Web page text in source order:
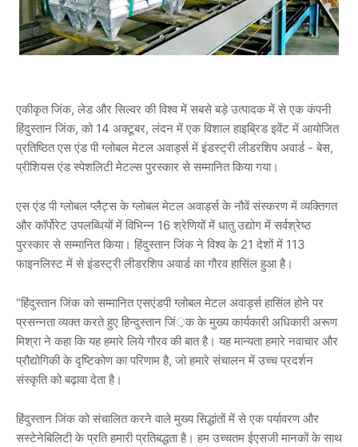
एकीकृत जिंक, लेड और सिल्वर की विश्व में सबसे बड़े उत्पादक में से एक कंपनी
हिंदुस्तान जिंक, को 14 अक्टूबर, लंदन में एक विशाल हाइब्रिड इवेंट में आयोजित
प्रतिष्ठित एस एंड पी ग्लोबल मेटल अवार्ड्स में इंडस्ट्री लीडरशिप अवार्ड - बेस,
प्रीशियस एंड स्पेशलिटी मेटल्स पुरस्कार से सम्मानित किया गया।
एस एंड पी ग्लोबल प्लैट्स के ग्लोबल मेटल अवार्ड्स के नौवें संस्करण में व्यक्तिगत
और कॉर्पोरेट उपलब्धियों में विभिन्न 16 श्रेणियों में धातु उद्योग में सर्वश्रेष्ठ
पुरस्कार से सम्मानित किया। हिंदुस्तान जिंक ने विश्व के 21 देशों में 113
फाइनलिस्ट में से इंडस्ट्री लीडरशिप अवार्ड का गौरव हासिंल हुआ है।
“हिंदुस्तान जिंक को सम्मानित एसएंडपी ग्लोबल मेटल अवार्ड्स हासिंल होने पर
प्रसन्नता व्यक्त करते हुए हिन्दुस्तान जिं़क के मुख्य कार्यकारी अधिकारी अरूण
मिश्रा ने कहा कि यह हमारे लिये गौरव की बात है। यह मान्यता हमारे नवाचार और
प्रौद्योगिकी के दृष्टिकोण का परिणाम है, जो हमारे संचालन में उच्च प्रदर्शन
संस्कृति को बढ़ावा देता है।
हिंदुस्तान जिंक को संचालित करने वाले मुख्य सिद्धांतों में से एक पर्यावरण और
सस्टेनेबिलिटी के प्रति हमारी प्रतिबद्धता है। हम उच्चतम ईएसजी मानकों के साथ